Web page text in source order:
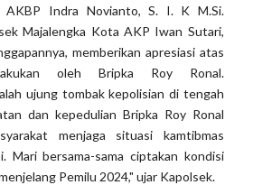
AKBP Indra Novianto, S. I. K M.Si.
Majalengka Kota AKP Iwan Sutari,
memberikan apresiasi atas
oleh Bripka Roy Ronal.
ujung tombak kepolisian di tengah
dan kepedulian Bripka Roy Ronal
menjaga situasi kamtibmas
Mari bersama-sama ciptakan kondisi
Pemilu 2024," ujar Kapolsek.